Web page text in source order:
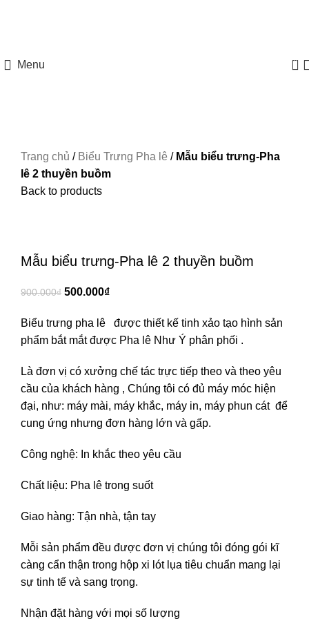
Menu 0
Trang chủ / Biểu Trưng Pha lê / Mẫu biểu trưng-Pha
lê 2 thuyền buồm
Back to products
Mẫu biểu trưng-Pha lê 2 thuyền buồm
900.000₫ 500.000₫
Biểu trưng pha lê được thiết kế tinh xảo tạo hình sản
phẩm bắt mắt được Pha lê Như Ý phân phối .
Là đơn vị có xưởng chế tác trực tiếp theo và theo yêu
cầu của khách hàng , Chúng tôi có đủ máy móc hiện
đại, như: máy mài, máy khắc, máy in, máy phun cát để
cung ứng nhưng đơn hàng lớn và gấp.
Công nghệ: In khắc theo yêu cầu
Chất liệu: Pha lê trong suốt
Giao hàng: Tận nhà, tận tay
Mỗi sản phẩm đều được đơn vị chúng tôi đóng gói kĩ
càng cẩn thận trong hộp xi lót lụa tiêu chuẩn mang lại
sự tinh tế và sang trọng.
Nhận đặt hàng với mọi số lượng